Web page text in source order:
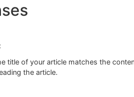
title of your article matches the
the article.